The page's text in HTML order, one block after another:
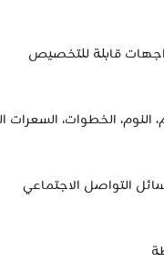
قابلة للتخصيص
الخطوات، السعرات
التواصل الاجتماعي